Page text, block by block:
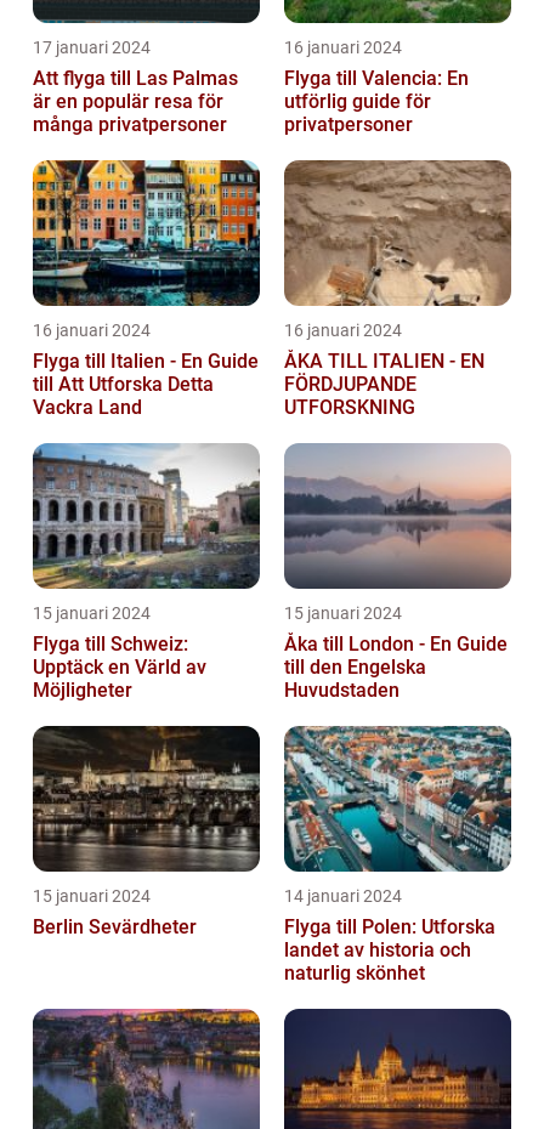
17 januari 2024
Att flyga till Las Palmas
är en populär resa för
många privatpersoner
16 januari 2024
Flyga till Valencia: En
utförlig guide för
privatpersoner
16 januari 2024
Flyga till Italien - En Guide
till Att Utforska Detta
Vackra Land
16 januari 2024
ÅKA TILL ITALIEN - EN
FÖRDJUPANDE
UTFORSKNING
15 januari 2024
Flyga till Schweiz:
Upptäck en Värld av
Möjligheter
15 januari 2024
Åka till London - En Guide
till den Engelska
Huvudstaden
15 januari 2024
Berlin Sevärdheter
14 januari 2024
Flyga till Polen: Utforska
landet av historia och
naturlig skönhet